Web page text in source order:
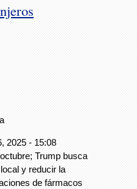
2025 - 15:08
Trump busca
y reducir la
de fármacos